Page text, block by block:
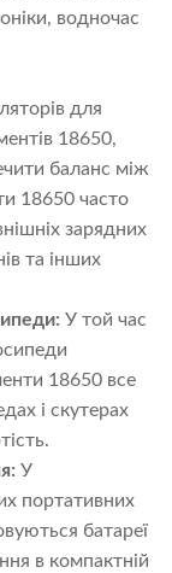
водночас
для
18650,
баланс між
18650 часто
зарядних
та інших
У той час
18650 все
і скутерах
У
портативних
батареї
в компактній